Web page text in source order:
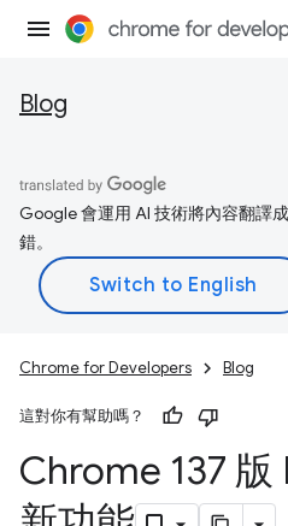
Blog
Google 會運用 AI 技術將內容翻譯
錯。
Chrome for Developers Blog
這對你有幫助嗎？
Chrome 137 版